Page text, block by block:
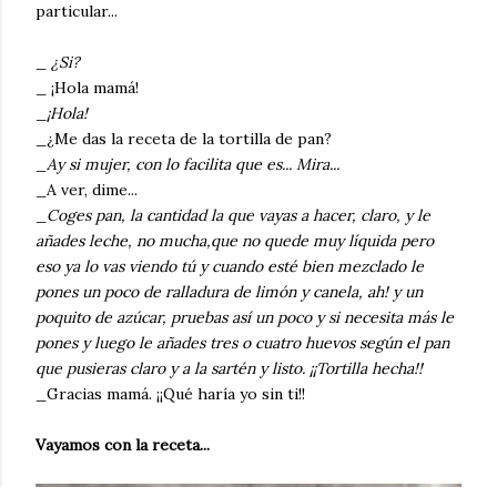
particular...
¿Si?
_ ¡Hola mamá!
¡Hola!
_¿Me das la receta de la tortilla de pan?
Ay si mujer, con lo facilita que es... Mira...
_A ver, dime...
Coges pan, la cantidad la que vayas a hacer, claro, y le
añades leche, no mucha,que no quede muy líquida pero
eso ya lo vas viendo tú y cuando esté bien mezclado le
pones un poco de ralladura de limón y canela, ah! y un
poquito de azúcar, pruebas así un poco y si necesita más le
pones y luego le añades tres o cuatro huevos según el pan
que pusieras claro y a la sartén y listo. ¡¡Tortilla hecha!!
_Gracias mamá. ¡¡Qué haría yo sin ti!!
Vayamos con la receta...